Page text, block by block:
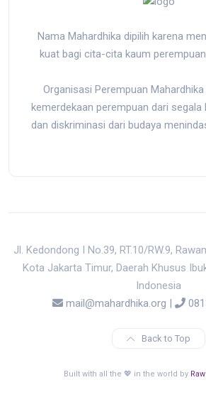
Nama Mahardhika dipilih karena
kuat bagi cita-cita kaum
Organisasi Perempuan
kemerdekaan perempuan dari segala
dan diskriminasi dari budaya
Jl. Kedondong I No.39, RT.10/RW.9,
Kota Jakarta Timur, Daerah Khusus
Indonesia
mail@mahardhika.org |
Back to Top
Built with all the 💖 in the world by